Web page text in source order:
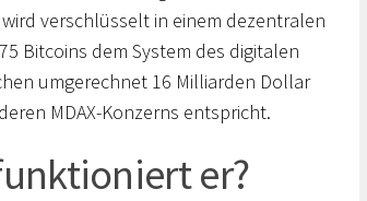
verschlüsselt in einem dezentralen
Bitcoins dem System des digitalen
umgerechnet 16 Milliarden Dollar
MDAX-Konzerns entspricht.
er?